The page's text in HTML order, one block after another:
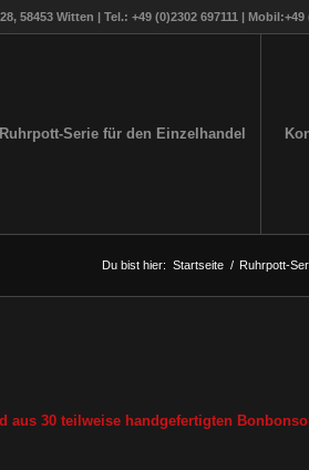
58453 Witten | Tel.: +49 (0)2302 697111 |
Ruhrpott-Serie für den Einzelhandel
Du bist hier: Startseite / Ruhrpott-
aus 30 teilweise handgefertigten